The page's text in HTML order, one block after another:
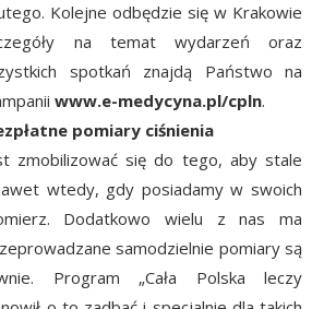
Kolejne odbędzie się w Krakowie
na temat wydarzeń oraz
spotkań znajdą Państwo na
www.e-medycyna.pl/cpln.
pomiary ciśnienia
zmobilizować się do tego, aby stale
wtedy, gdy posiadamy w swoich
Dodatkowo wielu z nas ma
samodzielnie pomiary są
Program „Cała Polska leczy